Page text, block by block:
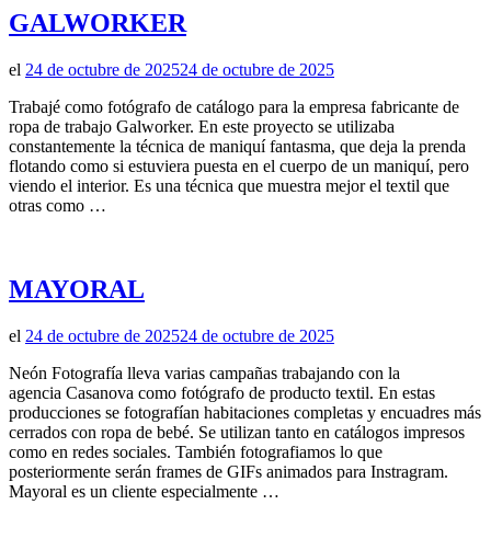
GALWORKER
el 24 de octubre de 202524 de octubre de 2025
Trabajé como fotógrafo de catálogo para la empresa fabricante de
ropa de trabajo Galworker. En este proyecto se utilizaba
constantemente la técnica de maniquí fantasma, que deja la prenda
flotando como si estuviera puesta en el cuerpo de un maniquí, pero
viendo el interior. Es una técnica que muestra mejor el textil que
otras como …
MAYORAL
el 24 de octubre de 202524 de octubre de 2025
Neón Fotografía lleva varias campañas trabajando con la
agencia Casanova como fotógrafo de producto textil. En estas
producciones se fotografían habitaciones completas y encuadres más
cerrados con ropa de bebé. Se utilizan tanto en catálogos impresos
como en redes sociales. También fotografiamos lo que
posteriormente serán frames de GIFs animados para Instragram.
Mayoral es un cliente especialmente …